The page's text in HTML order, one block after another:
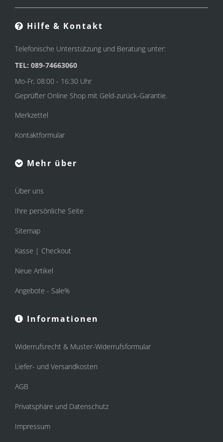
Hilfe & Kontakt
Telefonische Unterstützung und Beratung unter:
TEL: 089-74663060
Mo-Fr, 08:00 - 16:30 Uhr
Geprüfter Online Shop mit Geld-zurück-Garantie.
Merkzettel
Kontaktformular
Mehr über
Über uns
Ihre persönliche Seite
Sitemap
Kasse | Checkout
Neue Artikel
Angebote - Sale%
Informationen
Widerrufsrecht & Muster-Widerrufsformular
Liefer- und Versandkosten
AGB
Privatsphäre und Datenschutz
Impressum